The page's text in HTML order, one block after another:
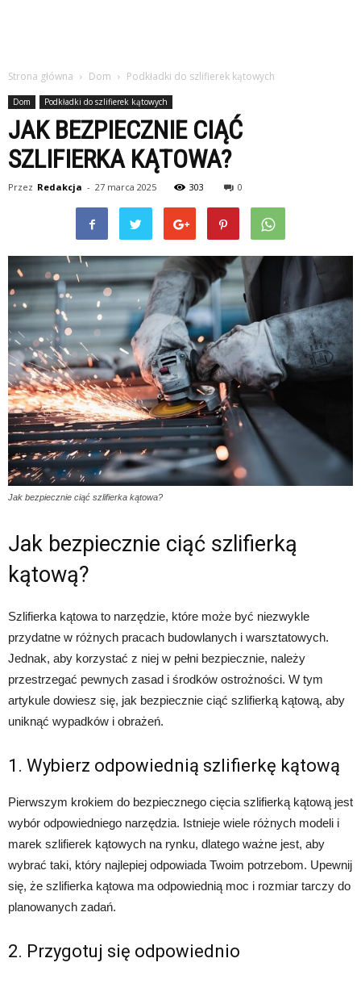
Strona główna Dom Podkładki do szlifierek kątowych
Dom Podkładki do szlifierek kątowych
JAK BEZPIECZNIE CIĄĆ
SZLIFIERKA KĄTOWA?
Przez Redakcja - 27 marca 2025 303 0
Jak bezpiecznie ciąć szlifierka kątowa?
Jak bezpiecznie ciąć szlifierką
kątową?
Szlifierka kątowa to narzędzie, które może być niezwykle
przydatne w różnych pracach budowlanych i warsztatowych.
Jednak, aby korzystać z niej w pełni bezpiecznie, należy
przestrzegać pewnych zasad i środków ostrożności. W tym
artykule dowiesz się, jak bezpiecznie ciąć szlifierką kątową, aby
uniknąć wypadków i obrażeń.
1. Wybierz odpowiednią szlifierkę kątową
Pierwszym krokiem do bezpiecznego cięcia szlifierką kątową jest
wybór odpowiedniego narzędzia. Istnieje wiele różnych modeli i
marek szlifierek kątowych na rynku, dlatego ważne jest, aby
wybrać taki, który najlepiej odpowiada Twoim potrzebom. Upewnij
się, że szlifierka kątowa ma odpowiednią moc i rozmiar tarczy do
planowanych zadań.
2. Przygotuj się odpowiednio